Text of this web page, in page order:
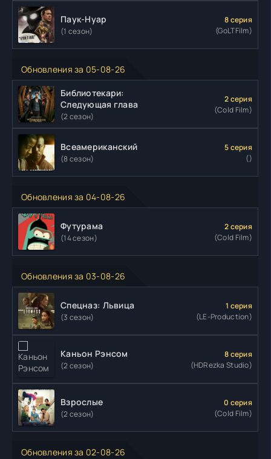
Паук-Нуар
(1 сезон)
8 серия
(GoLTFilm)
Обновления за 05-08-26
Библиотекари:
Следующая глава
(2 сезон)
2 серия
(Cold Film)
Всеамериканский
(8 сезон)
5 серия
()
Обновления за 04-08-26
Футурама
(14 сезон)
2 серия
(Cold Film)
Обновления за 03-08-26
Спецназ: Львица
(3 сезон)
1 серия
(LE-Production)
Каньон Рэнсом
(2 сезон)
8 серия
(HDRezka Studio)
Взрослые
(2 сезон)
0 серия
(Cold Film)
Обновления за 02-08-26